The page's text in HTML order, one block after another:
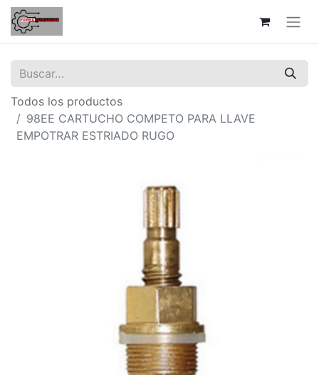
Todos los productos
98EE CARTUCHO COMPETO PARA LLAVE
EMPOTRAR ESTRIADO RUGO